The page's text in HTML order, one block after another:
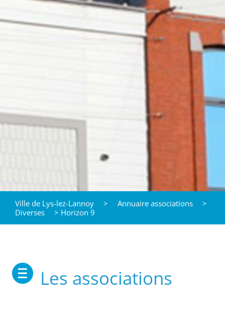
Ville de Lys-lez-Lannoy > Annuaire associations
>
Diverses
> Horizon 9
Les associations